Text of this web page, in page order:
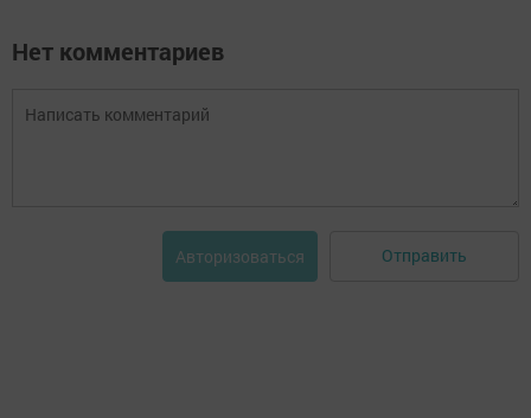
Нет комментариев
Авторизоваться Отправить